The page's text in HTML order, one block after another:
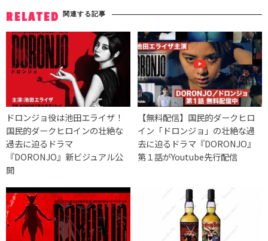
RELATED 関連する記事
ドロンジョ役は池田エライザ！
国民的ダークヒロインの壮絶な
過去に迫るドラマ
『DORONJO』新ビジュアル公
開
【無料配信】国民的ダークヒロ
イン「ドロンジョ」の壮絶な過
去に迫るドラマ『DORONJO』
第１話がYoutube先行配信